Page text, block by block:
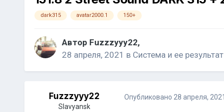
dark315 avatar2000.1 150+
Автор Fuzzzyyy22,
28 апреля, 2021 в Система и ее результат
Fuzzzyyy22
Slavyansk
Опубликовано 28 апреля, 2021